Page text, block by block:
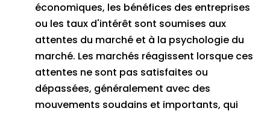
économiques, les bénéfices des entreprises
ou les taux d'intérêt sont soumises aux
attentes du marché et à la psychologie du
marché. Les marchés réagissent lorsque ces
attentes ne sont pas satisfaites ou
dépassées, généralement avec des
mouvements soudains et importants, qui